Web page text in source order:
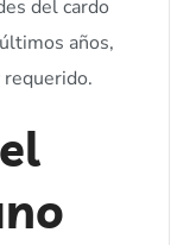
del cardo
años,